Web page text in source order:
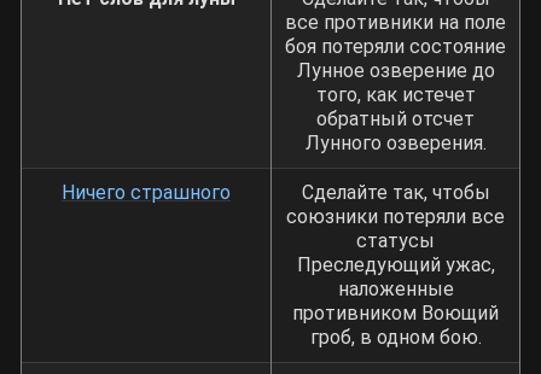
все противники на поле
боя потеряли состояние
Лунное озверение до
того, как истечет
обратный отсчет
Лунного озверения.
Ничего страшного
Сделайте так, чтобы
союзники потеряли все
статусы
Преследующий ужас,
наложенные
противником Воющий
гроб, в одном бою.